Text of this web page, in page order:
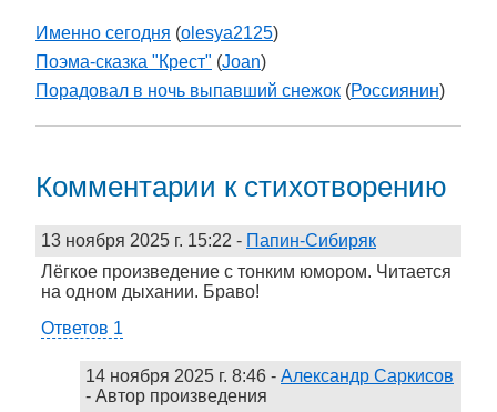
Именно сегодня (olesya2125)
Поэма-сказка "Крест" (Joan)
Порадовал в ночь выпавший снежок (Россиянин)
Комментарии к стихотворению
13 ноября 2025 г. 15:22 - Папин-Сибиряк
Лёгкое произведение с тонким юмором. Читается
на одном дыхании. Браво!
Ответов 1
14 ноября 2025 г. 8:46 - Александр Саркисов
- Автор произведения